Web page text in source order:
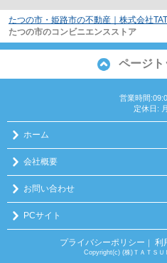
たつの市・姫路市の不動産｜株式会社
たつの市のコンビニエンスストア
ページト
営業時間
定休日:
ホーム
会社概要
お問い合わせ
PCサイト
プライバシーポリシー ｜ 利
Copyright(c) (株)ＴＡＴＳＵ